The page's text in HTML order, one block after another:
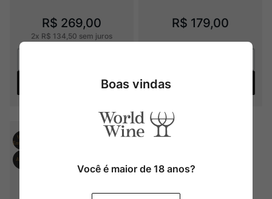
R$ 269,00
2x R$ 134 50 sem juros
R$ 179,00
Boas vindas
Você é maior de 18 anos?